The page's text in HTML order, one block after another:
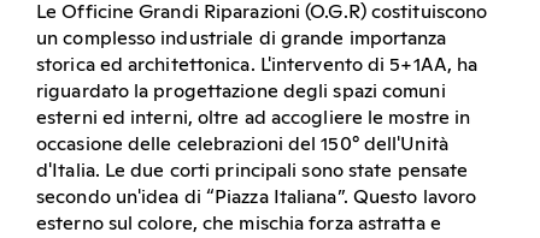
Le Officine Grandi Riparazioni (O.G.R) costituiscono
un complesso industriale di grande importanza
storica ed architettonica. L'intervento di 5+1AA, ha
riguardato la progettazione degli spazi comuni
esterni ed interni, oltre ad accogliere le mostre in
occasione delle celebrazioni del 150° dell'Unità
d'Italia. Le due corti principali sono state pensate
secondo un'idea di “Piazza Italiana”. Questo lavoro
esterno sul colore, che mischia forza astratta e